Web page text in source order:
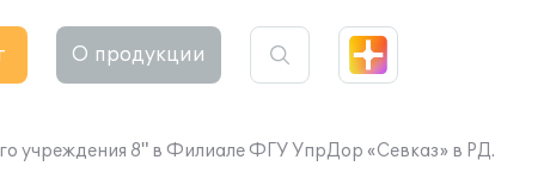
О продукции
учреждения 8" в Филиале ФГУ УпрДор «Севказ» в РД.